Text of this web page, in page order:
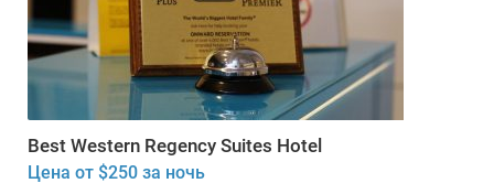
Best Western Regency Suites Hotel
Цена от $250 за ночь